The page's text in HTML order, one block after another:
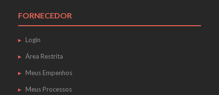
FORNECEDOR
Login
Área Restrita
Meus Empenhos
Meus Processos